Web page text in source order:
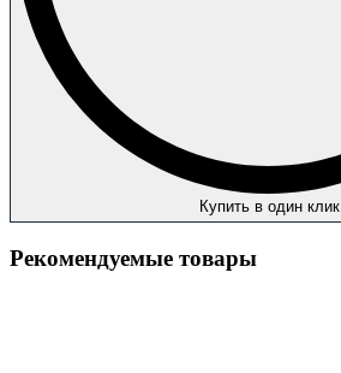
Купить в один клик
Рекомендуемые товары